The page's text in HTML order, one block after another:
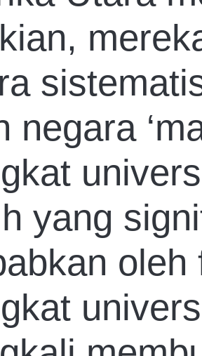
negara
yang
oleh